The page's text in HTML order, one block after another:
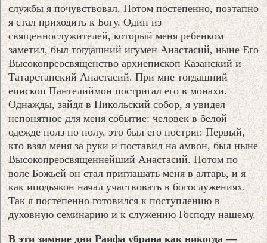
службы я почувствовал. Потом постепенно, поэтапно
я стал приходить к Богу. Один из
священнослужителей, который меня ребенком
заметил, был тогдашний игумен Анастасий, ныне Его
Высокопреосвященство архиепископ Казанский и
Татарстанский Анастасий. При мне тогдашний
епископ Пантелиймон постригал его в монахи.
Однажды, зайдя в Никольский собор, я увидел
непонятное для меня событие: человек в белой
одежде полз по полу, это был его постриг. Первый,
кто взял меня за руки и поставил на амвон, был ныне
Высокопреосвященнейший Анастасий. Потом по
воле Божьей он стал приглашать меня в алтарь, и я
как иподьякон начал участвовать в богослужениях.
Так я постепенно готовился к поступлению в
духовную семинарию и к служению Господу нашему.
В эти зимние дни Раифа убрана как никогда —